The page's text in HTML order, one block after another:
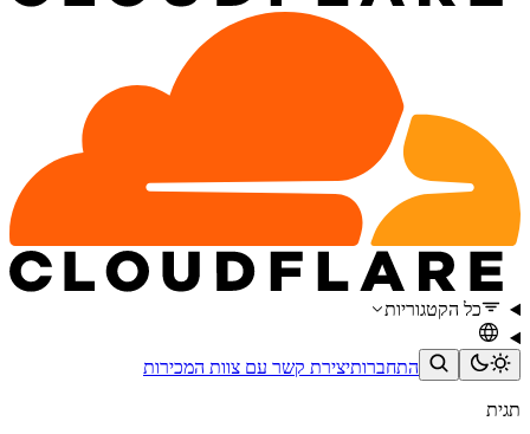
כל הקטגוריות
התחברותיצירת קשר עם צוות המכירות
תגית